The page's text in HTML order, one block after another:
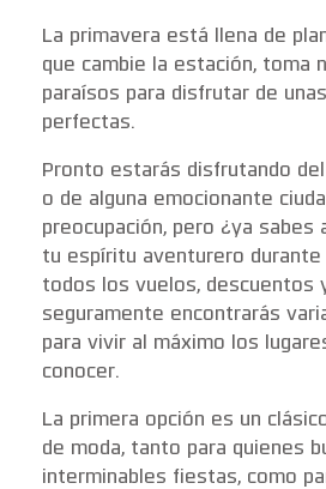
La primavera está llena de
que cambie la estación, toma
paraísos para disfrutar de
perfectas.
Pronto estarás disfrutando
o de alguna emocionante
preocupación, pero ¿ya sabes
tu espíritu aventurero durante
todos los vuelos, descuentos
seguramente encontrarás
para vivir al máximo los
conocer.
La primera opción es un
de moda, tanto para quienes
interminables fiestas, como